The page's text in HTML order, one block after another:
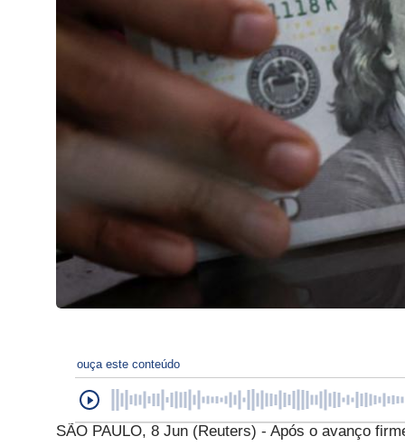
ouça este conteúdo
SÃO PAULO, 8 Jun (Reuters) - Após o avanço